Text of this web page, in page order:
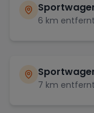
6 km entfernt
7 km entfernt